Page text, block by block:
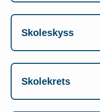
Skoleskyss
Skolekrets